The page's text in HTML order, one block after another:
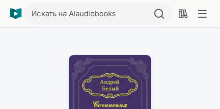
Искать на AIaudiobooks